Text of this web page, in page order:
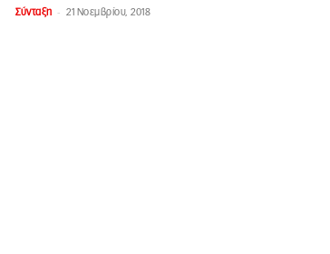
Σύνταξη - 21 Νοεμβρίου, 2018